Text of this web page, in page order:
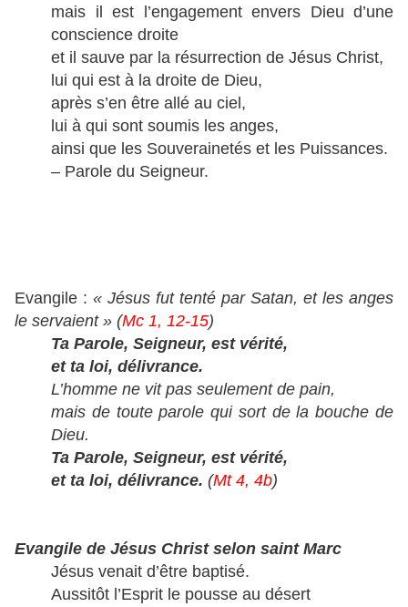
mais il est l’engagement envers Dieu d’une
conscience droite
et il sauve par la résurrection de Jésus Christ,
lui qui est à la droite de Dieu,
après s’en être allé au ciel,
lui à qui sont soumis les anges,
ainsi que les Souverainetés et les Puissances.
– Parole du Seigneur.
Evangile : « Jésus fut tenté par Satan, et les anges
le servaient » (Mc 1, 12-15)
Ta Parole, Seigneur, est vérité,
et ta loi, délivrance.
L’homme ne vit pas seulement de pain,
mais de toute parole qui sort de la bouche de
Dieu.
Ta Parole, Seigneur, est vérité,
et ta loi, délivrance. (Mt 4, 4b)
Evangile de Jésus Christ selon saint Marc
Jésus venait d’être baptisé.
Aussitôt l’Esprit le pousse au désert